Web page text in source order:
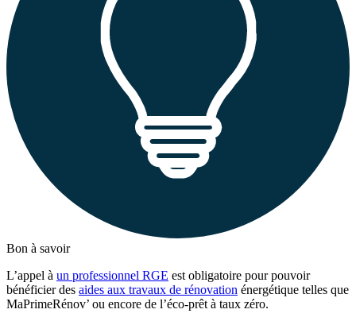
Bon à savoir
L’appel à un professionnel RGE est obligatoire pour pouvoir
bénéficier des aides aux travaux de rénovation énergétique telles que
MaPrimeRénov’ ou encore de l’éco-prêt à taux zéro.